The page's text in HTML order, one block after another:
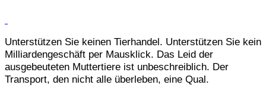
Unterstützen Sie keinen Tierhandel. Unterstützen Sie kein
Milliardengeschäft per Mausklick. Das Leid der
ausgebeuteten Muttertiere ist unbeschreiblich. Der
Transport, den nicht alle überleben, eine Qual.